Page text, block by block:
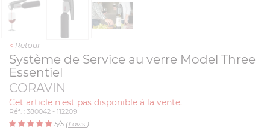
< Retour
Système de Service au verre Model Three
Essentiel
CORAVIN
Cet article n'est pas disponible à la vente.
Réf. : 380042 - 112209
5/5 (1 avis )